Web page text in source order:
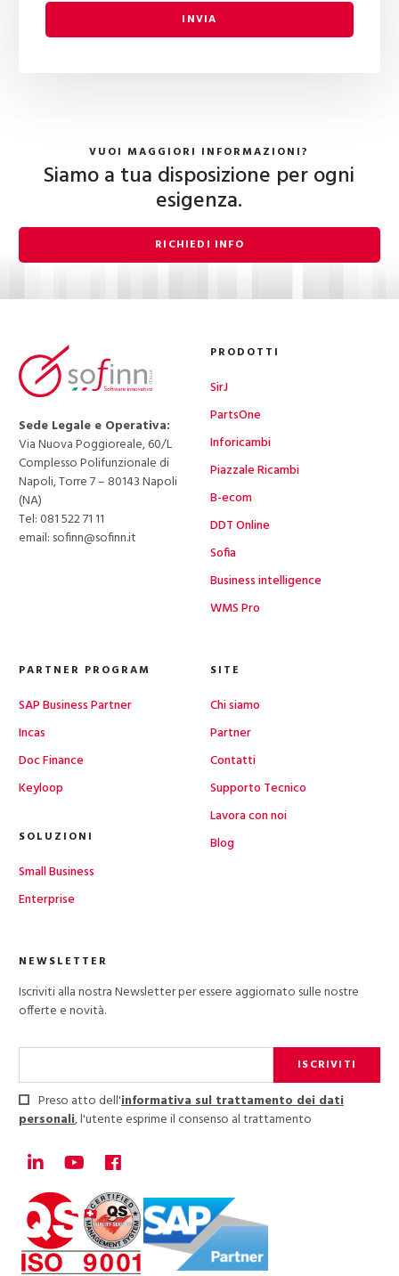
INVIA
VUOI MAGGIORI INFORMAZIONI?
Siamo a tua disposizione per ogni
esigenza.
RICHIEDI INFO
Sede Legale e Operativa:
Via Nuova Poggioreale, 60/L
Complesso Polifunzionale di
Napoli, Torre 7 – 80143 Napoli
(NA)
Tel: 081 522 71 11
email: sofinn@sofinn.it
PRODOTTI
SirJ
PartsOne
Inforicambi
Piazzale Ricambi
B-ecom
DDT Online
Sofia
Business intelligence
WMS Pro
PARTNER PROGRAM
SAP Business Partner
Incas
Doc Finance
Keyloop
SOLUZIONI
Small Business
Enterprise
SITE
Chi siamo
Partner
Contatti
Supporto Tecnico
Lavora con noi
Blog
NEWSLETTER
Iscriviti alla nostra Newsletter per essere aggiornato sulle nostre
offerte e novità.
ISCRIVITI
Preso atto dell'informativa sul trattamento dei dati
personali, l'utente esprime il consenso al trattamento